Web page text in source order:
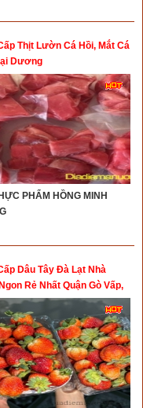
Thịt Lườn Cá Hồi, Mắt Cá
Dương
PHẨM HỒNG MINH
Dâu Tây Đà Lạt Nhà
Rẻ Nhất Quận Gò Vấp,